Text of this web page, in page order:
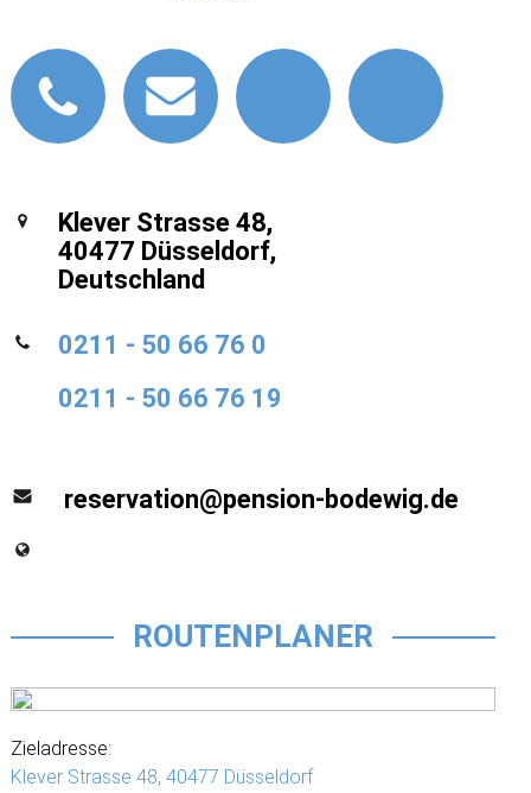
Klever Strasse 48,
40477 Düsseldorf,
Deutschland
0211 - 50 66 76 0
0211 - 50 66 76 19
reservation@pension-bodewig.de
ROUTENPLANER
Zieladresse:
Klever Strasse 48, 40477 Düsseldorf